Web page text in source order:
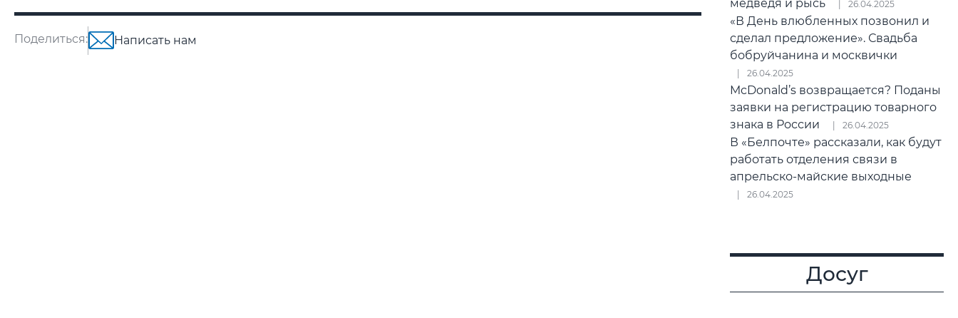
Поделиться: Написать нам
медведя и рысь
26.04.2025
«В День влюбленных позвонил и
сделал предложение». Свадьба
бобруйчанина и москвички
26.04.2025
McDonald’s возвращается? Поданы
заявки на регистрацию товарного
знака в России
26.04.2025
В «Белпочте» рассказали, как будут
работать отделения связи в
апрельско-майские выходные
26.04.2025
Досуг